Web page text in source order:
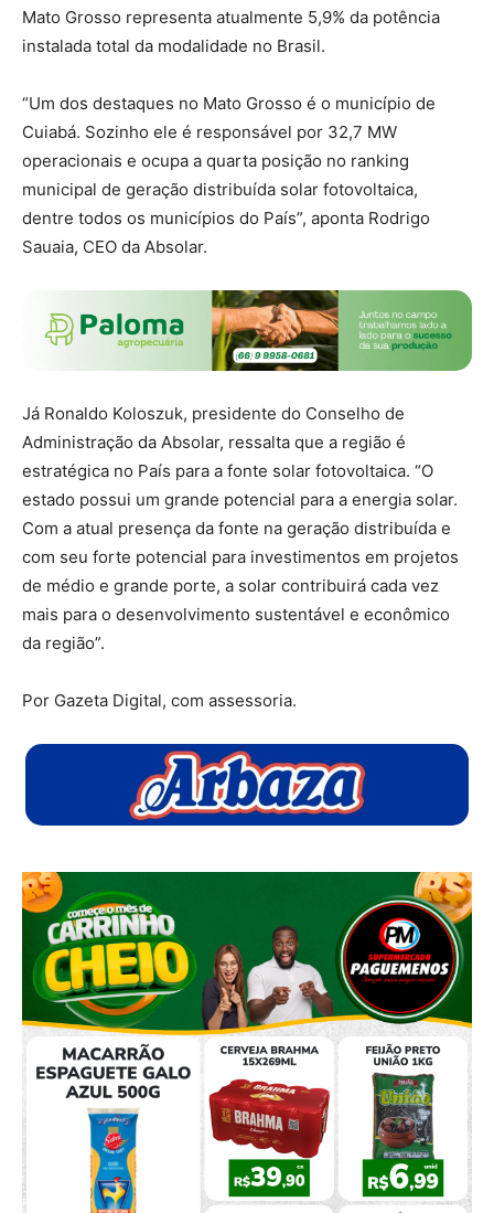
Mato Grosso representa atualmente 5,9% da potência
instalada total da modalidade no Brasil.
“Um dos destaques no Mato Grosso é o município de
Cuiabá. Sozinho ele é responsável por 32,7 MW
operacionais e ocupa a quarta posição no ranking
municipal de geração distribuída solar fotovoltaica,
dentre todos os municípios do País”, aponta Rodrigo
Sauaia, CEO da Absolar.
Já Ronaldo Koloszuk, presidente do Conselho de
Administração da Absolar, ressalta que a região é
estratégica no País para a fonte solar fotovoltaica. “O
estado possui um grande potencial para a energia solar.
Com a atual presença da fonte na geração distribuída e
com seu forte potencial para investimentos em projetos
de médio e grande porte, a solar contribuirá cada vez
mais para o desenvolvimento sustentável e econômico
da região”.
Por Gazeta Digital, com assessoria.